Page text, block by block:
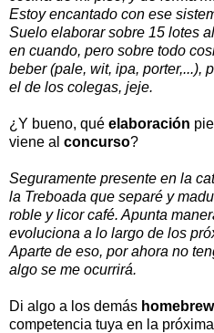
Estoy encantado con ese
Suelo elaborar sobre 15 lotes
en cuando, pero sobre todo
beber (pale, wit, ipa, porter,...),
el de los colegas, jeje.
¿Y bueno, qué elaboración
viene al concurso?
Seguramente presente en la
la Treboada que separé y
roble y licor café. Apunta
evoluciona a lo largo de los
Aparte de eso, por ahora no
algo se me ocurrirá.
Di algo a los demás
competencia tuya en la